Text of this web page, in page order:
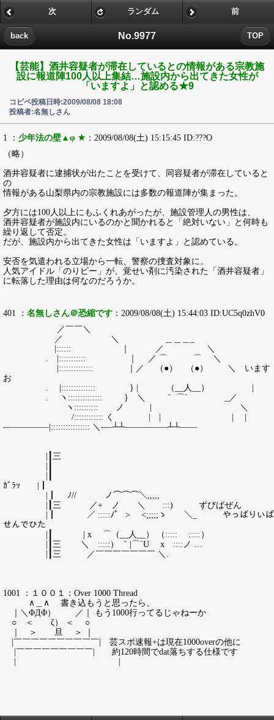
No.9977
back TOP
次 ランダム 前
【芸能】酒井容疑者が滞在しているとの情報がある宗教施
設に報道陣100人以上集結…施設内から出てきた女性が
「いますよ」と認める★9
コピペ投稿日時:2009/08/08 18:08
投稿者:名無しさん
1 ： 少年法の壁▲φ ★ ：2009/08/08(土) 15:15:45 ID:???O
（略）
酒井容疑者に逮捕状が出たことを受けて、同容疑者が滞在していると
の
情報がある山梨県内の宗教施設には多数の報道陣が集まった。
夕方には100人以上にもふくれあがったが、施設管理人の男性は、
酒井容疑者が施設内にいるのかと聞かれると「絶対いない」と何時も
繰り返して否定。
だが、施設内から出てきた女性は「いますよ」と認めている。
安否を気遣われる立場から一転、警察の捜査対象に。
人気アイドル「のりピー」が、覚せい剤に汚染された「酒井容疑者」
に転落した理由は何なのだろうか。
401 ： 名無しさん＠恐縮です ：2009/08/08(土) 15:44:03 ID:UC5q0zhV0
／￣￣＼
／ ＼ ＿＿＿_
|:::::: ｜ ／ ＼
. |::::::::::: ｜ ／ ⌒ ⌒ ＼
|:::::::::::::: ｜／ （●） （●） ＼ います
お
. |:::::::::::::: } | （__人__） |
. ヽ:::::::::::::: } ＼ ｀ ⌒´ _／
ヽ:::::::::: ノ | ＼
/:::::::::::: く | | | |
-—————|:::::::::::::::: ＼-—┴┴—————┴┴——
|┃三
ｶﾞﾗｯ |┃
|┃ ﾉ// ノ⌒⌒⌒＼,,,,,
|┃三 ／+ ノ ＼ :::) ずびばぜん
|┃ ／ :::::ﾉ゜ > <;;;;;ゝ ＼_ やっばりいば
せんでひた
|┃ | x ⌒（__人__） （::::: :::::）
|┃三 ＼ :::::） ｀|⌒´U x ::::ノ …
|┃三 ／￣￣￣￣￣￣￣ ＼.
1001 ：１００１：Over 1000 Thread
∧＿∧ 書き込もうと思ったら、
｜＼ΦДΦ） ／｜ もう1000行ってるじゃねーか
○ ＜ ζ） ＜ ○
｜ ＞ 旦 ＞ ｜
|￣￣￣￣￣￣￣￣￣￣| 芸スポ速報+は現在1000overの他に
|￣￣￣￣￣￣￣￣￣| 約120時間でdat落ちする仕様です